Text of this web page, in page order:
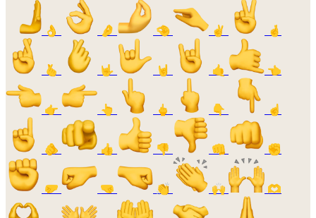
👌 🤌 🤏 ✌️ 🤞
🫰 🤟 🤘 🤙 👈
👉 👆 🖕 👇 ☝️
🫵 👍 👎 👊 ✊
🤛 🤜 👏 🙌 🫶